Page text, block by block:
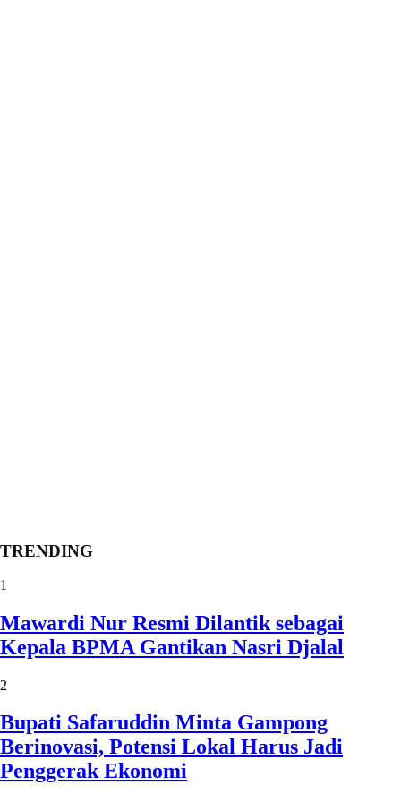
TRENDING
1
Mawardi Nur Resmi Dilantik sebagai
Kepala BPMA Gantikan Nasri Djalal
2
Bupati Safaruddin Minta Gampong
Berinovasi, Potensi Lokal Harus Jadi
Penggerak Ekonomi